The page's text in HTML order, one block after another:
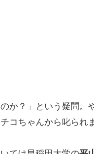
か？」という疑問。
コちゃんから叱られ